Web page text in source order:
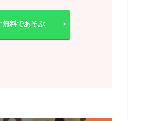
無料であそぶ